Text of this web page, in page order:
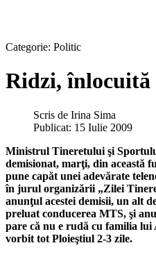
Categorie: Politic
Ridzi, înlocuită
Scris de Irina Sima
Publicat: 15 Iulie 2009
Ministrul Tineretului şi
demisionat, marţi, din această
pune capăt unei adevărate
în jurul organizării „Zilei
anunţul acestei demisii, un alt
preluat conducerea MTS, şi
pare că nu e rudă cu familia lui
vorbit tot Ploieştiul 2-3 zile.